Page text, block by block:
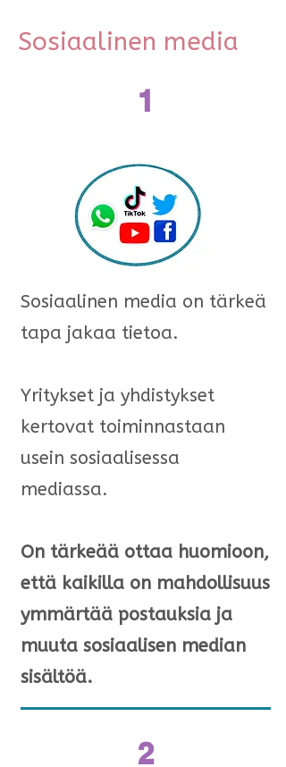
Sosiaalinen media
1
Sosiaalinen media on tärkeä
tapa jakaa tietoa.
Yritykset ja yhdistykset
kertovat toiminnastaan
usein sosiaalisessa
mediassa.
On tärkeää ottaa huomioon,
että kaikilla on mahdollisuus
ymmärtää postauksia ja
muuta sosiaalisen median
sisältöä.
2